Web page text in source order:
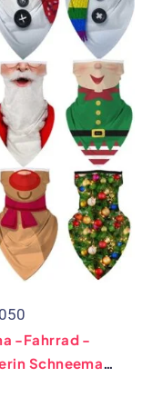
-Fahrrad -
Schneemann